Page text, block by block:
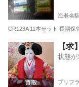
海老名駅
CR123A 11本セット 長期
神奈川 海老名市【
状態が
プリフラ